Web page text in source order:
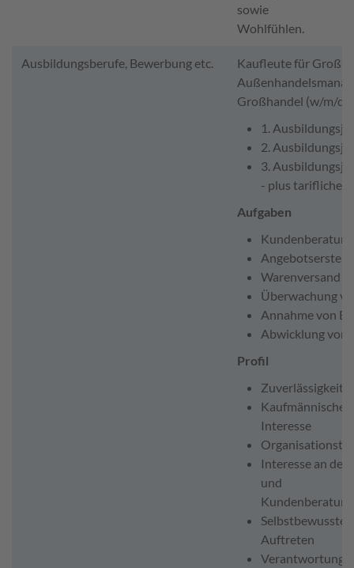
sowie
Wohlfühlen.
Ausbildungsberufe, Bewerbung etc.
Kaufleute für Groß-
Großhandel (w/m/
1.
2.
3.
- plus tarifliche
Aufgaben
Kundenberatung
Warenversand
Überwachung
Annahme von
Abwicklung von
Profil
Zuverlässigkeit
Interesse
Interesse an
und
Kundenberatung
Auftreten